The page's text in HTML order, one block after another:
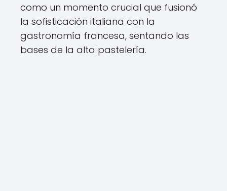
como un momento crucial que fusionó
la sofisticación italiana con la
gastronomía francesa, sentando las
bases de la alta pastelería.